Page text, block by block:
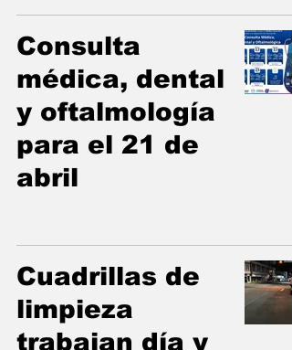
Consulta
médica, dental
y oftalmología
para el 21 de
abril
Cuadrillas de
limpieza
trabajan día y